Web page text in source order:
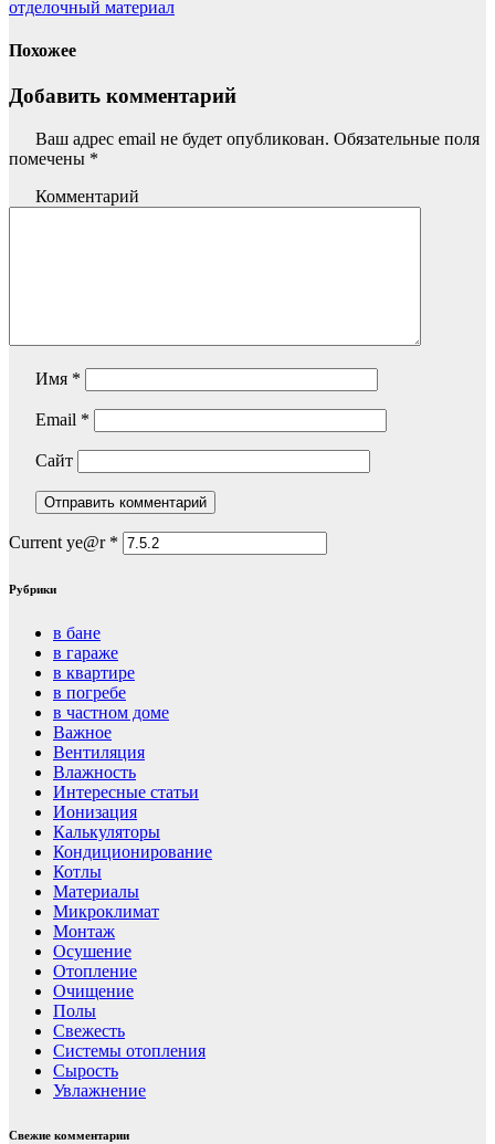
отделочный материал
Похожее
Добавить комментарий
Ваш адрес email не будет опубликован. Обязательные поля
помечены *
Комментарий
Имя *
Email *
Сайт
Current ye@r *
Рубрики
в бане
в гараже
в квартире
в погребе
в частном доме
Важное
Вентиляция
Влажность
Интересные статьи
Ионизация
Калькуляторы
Кондиционирование
Котлы
Материалы
Микроклимат
Монтаж
Осушение
Отопление
Очищение
Полы
Свежесть
Системы отопления
Сырость
Увлажнение
Свежие комментарии